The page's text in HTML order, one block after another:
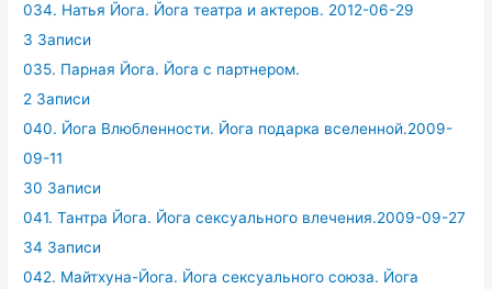
034. Натья Йога. Йога театра и актеров. 2012-06-29
3 Записи
035. Парная Йога. Йога с партнером.
2 Записи
040. Йога Влюбленности. Йога подарка вселенной.2009-
09-11
30 Записи
041. Тантра Йога. Йога сексуального влечения.2009-09-27
34 Записи
042. Майтхуна-Йога. Йога сексуального союза. Йога